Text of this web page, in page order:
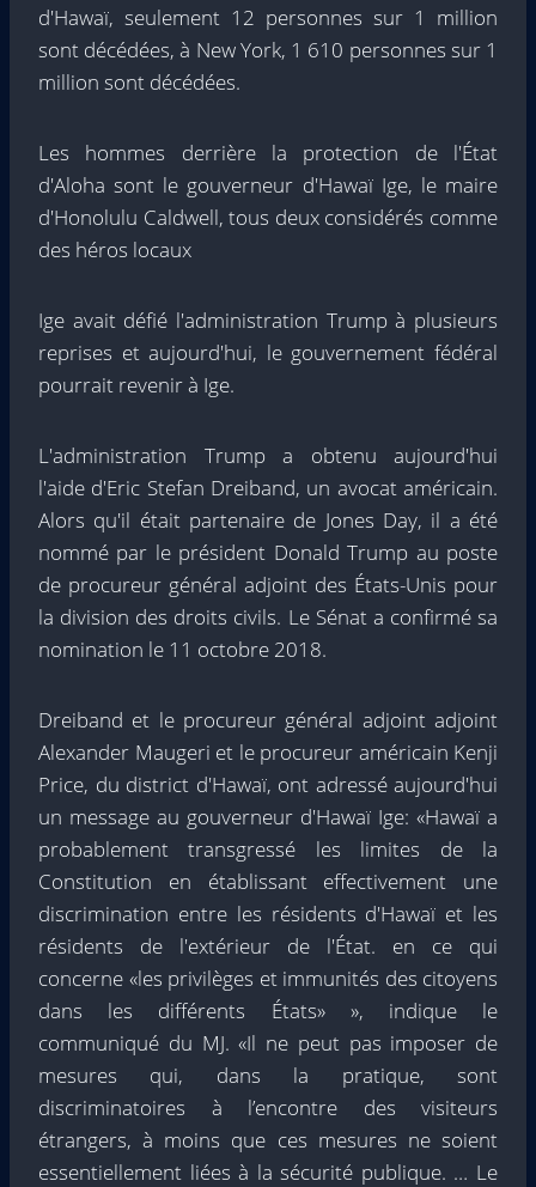
d'Hawaï, seulement 12 personnes sur 1 million
sont décédées, à New York, 1 610 personnes sur 1
million sont décédées.
Les hommes derrière la protection de l'État
d'Aloha sont le gouverneur d'Hawaï Ige, le maire
d'Honolulu Caldwell, tous deux considérés comme
des héros locaux
Ige avait défié l'administration Trump à plusieurs
reprises et aujourd'hui, le gouvernement fédéral
pourrait revenir à Ige.
L'administration Trump a obtenu aujourd'hui
l'aide d'Eric Stefan Dreiband, un avocat américain.
Alors qu'il était partenaire de Jones Day, il a été
nommé par le président Donald Trump au poste
de procureur général adjoint des États-Unis pour
la division des droits civils. Le Sénat a confirmé sa
nomination le 11 octobre 2018.
Dreiband et le procureur général adjoint adjoint
Alexander Maugeri et le procureur américain Kenji
Price, du district d'Hawaï, ont adressé aujourd'hui
un message au gouverneur d'Hawaï Ige: «Hawaï a
probablement transgressé les limites de la
Constitution en établissant effectivement une
discrimination entre les résidents d'Hawaï et les
résidents de l'extérieur de l'État. en ce qui
concerne «les privilèges et immunités des citoyens
dans les différents États» », indique le
communiqué du MJ. «Il ne peut pas imposer de
mesures qui, dans la pratique, sont
discriminatoires à l’encontre des visiteurs
étrangers, à moins que ces mesures ne soient
essentiellement liées à la sécurité publique. … Le